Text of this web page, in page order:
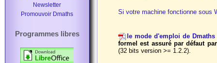
Newsletter
Promouvoir Dmaths
Programmes libres
Si votre machine fonctionne sous
le mode d'emploi de
formel est assuré par défaut
(32 bits version >= 1.2.2).